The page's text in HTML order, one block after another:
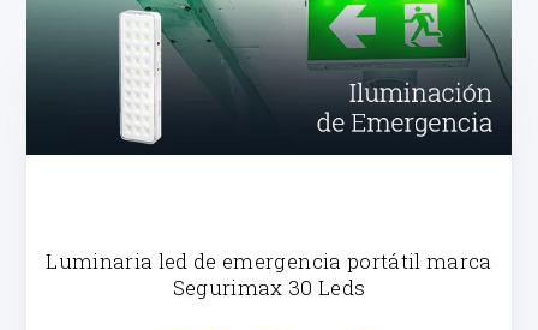
Luminaria led de emergencia portátil marca
Segurimax 30 Leds